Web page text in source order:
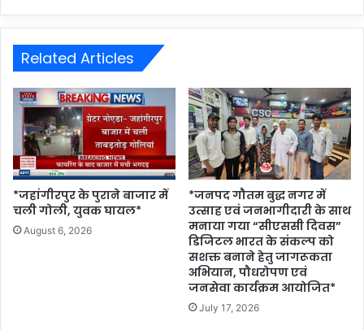
Related Articles
*जहांगीरपुर के पुराने बाजार में
चली गोली, युवक घायल*
August 6, 2026
*जनपद गौतम बुद्ध नगर में
उत्साह एवं जनभागीदारी के साथ
मनाया गया “सीएससी दिवस”
डिजिटल भारत के संकल्प को
सशक्त बनाने हेतु जागरूकता
अभियान, पौधरोपण एवं
जनसेवा कार्यक्रम आयोजित*
July 17, 2026